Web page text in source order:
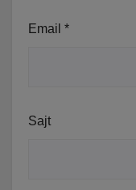
Email *
Sajt